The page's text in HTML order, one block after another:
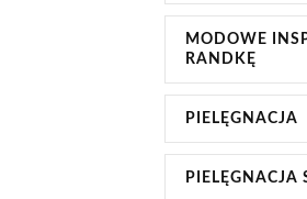
MODOWE
RANDKĘ
PIELĘGNACJA
PIELĘGNACJA